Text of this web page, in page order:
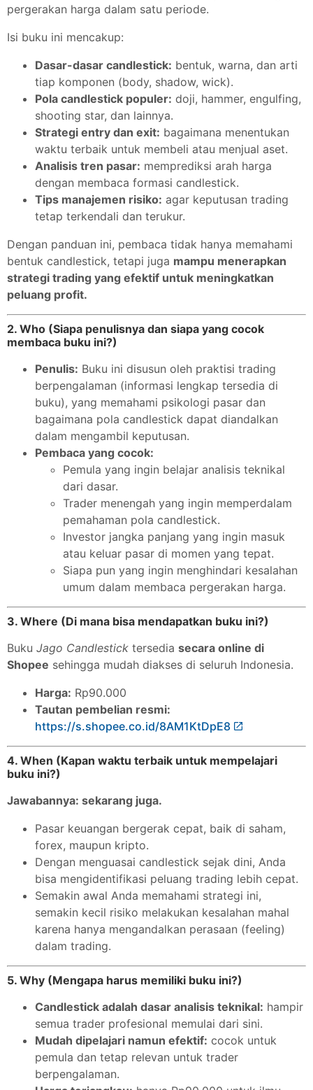
pergerakan harga dalam satu periode.
Isi buku ini mencakup:
Dasar-dasar candlestick: bentuk, warna, dan arti
tiap komponen (body, shadow, wick).
Pola candlestick populer: doji, hammer, engulfing,
shooting star, dan lainnya.
Strategi entry dan exit: bagaimana menentukan
waktu terbaik untuk membeli atau menjual aset.
Analisis tren pasar: memprediksi arah harga
dengan membaca formasi candlestick.
Tips manajemen risiko: agar keputusan trading
tetap terkendali dan terukur.
Dengan panduan ini, pembaca tidak hanya memahami
bentuk candlestick, tetapi juga mampu menerapkan
strategi trading yang efektif untuk meningkatkan
peluang profit.
2. Who (Siapa penulisnya dan siapa yang cocok
membaca buku ini?)
Penulis: Buku ini disusun oleh praktisi trading
berpengalaman (informasi lengkap tersedia di
buku), yang memahami psikologi pasar dan
bagaimana pola candlestick dapat diandalkan
dalam mengambil keputusan.
Pembaca yang cocok:
Pemula yang ingin belajar analisis teknikal
dari dasar.
Trader menengah yang ingin memperdalam
pemahaman pola candlestick.
Investor jangka panjang yang ingin masuk
atau keluar pasar di momen yang tepat.
Siapa pun yang ingin menghindari kesalahan
umum dalam membaca pergerakan harga.
3. Where (Di mana bisa mendapatkan buku ini?)
Buku Jago Candlestick tersedia secara online di
Shopee sehingga mudah diakses di seluruh Indonesia.
Harga: Rp90.000
Tautan pembelian resmi:
https://s.shopee.co.id/8AM1KtDpE8
4. When (Kapan waktu terbaik untuk mempelajari
buku ini?)
Jawabannya: sekarang juga.
Pasar keuangan bergerak cepat, baik di saham,
forex, maupun kripto.
Dengan menguasai candlestick sejak dini, Anda
bisa mengidentifikasi peluang trading lebih cepat.
Semakin awal Anda memahami strategi ini,
semakin kecil risiko melakukan kesalahan mahal
karena hanya mengandalkan perasaan (feeling)
dalam trading.
5. Why (Mengapa harus memiliki buku ini?)
Candlestick adalah dasar analisis teknikal: hampir
semua trader profesional memulai dari sini.
Mudah dipelajari namun efektif: cocok untuk
pemula dan tetap relevan untuk trader
berpengalaman.